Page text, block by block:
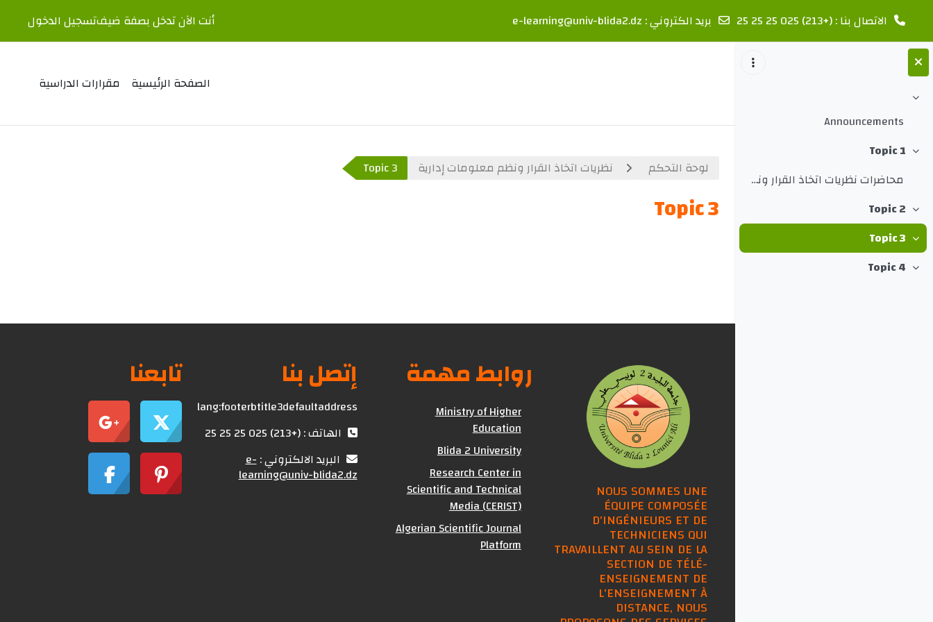
تخطى إلى المحتوى الرئيسي
الاتصال بنا : (+213) 025 25 25 25 بريد الكتروني : e-learning@univ-blida2.dz أنت الآن تدخل بصفة ضيفتسجيل الدخول
الصفحة الرئيسية
مقرارات الدراسية
طي
Announcements
طيTopic 1
محاضرات نظريات اتخاذ القرار ونظم معلومات ادارية
طيTopic 2
طيTopic 3
طيTopic 4
لوحة التحكم نظريات اتخاذ القرار ونظم معلومات إدارية Topic 3
Topic 3
NOUS SOMMES UNE
ÉQUIPE COMPOSÉE
D'INGÉNIEURS ET DE
TECHNICIENS QUI
TRAVAILLENT AU SEIN DE LA
SECTION DE TÉLÉ-
ENSEIGNEMENT DE
L'ENSEIGNEMENT À
DISTANCE, NOUS
روابط مهمة
Ministry of Higher
Education
Blida 2 University
Research Center in
Scientific and Technical
Media (CERIST)
Algerian Scientific Journal
Platform
إتصل بنا
lang:footerbtitle3defaultaddress
الهاتف : (+213) 025 25 25 25
البريد الالكتروني :e-
learning@univ-blida2.dz
تابعنا